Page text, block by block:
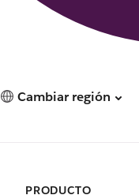
Cambiar región
PRODUCTO